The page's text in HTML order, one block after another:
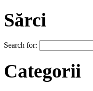
Sărci
Search for:
Categorii